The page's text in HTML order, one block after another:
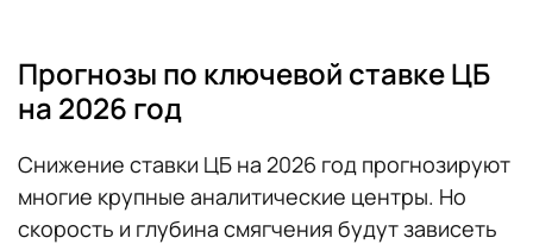
Прогнозы по ключевой ставке ЦБ
на 2026 год
Снижение ставки ЦБ на 2026 год прогнозируют
многие крупные аналитические центры. Но
скорость и глубина смягчения будут зависеть